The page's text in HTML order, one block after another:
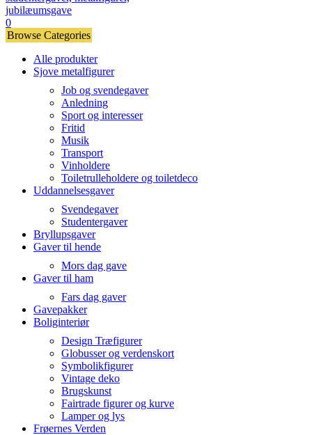
0
Browse Categories
Alle produkter
Sjove metalfigurer
Job og svendegaver
Anledning
Sport og interesser
Fritid
Musik
Transport
Vinholdere
Toiletrulleholdere og toiletdeco
Uddannelsesgaver
Svendegaver
Studentergaver
Bryllupsgaver
Gaver til hende
Mors dag gave
Gaver til ham
Fars dag gaver
Gavepakker
Boliginteriør
Design Træfigurer
Globusser og verdenskort
Symbolikfigurer
Vintage deko
Brugskunst
Fairtrade figurer og kurve
Lamper og lys
Frøernes Verden